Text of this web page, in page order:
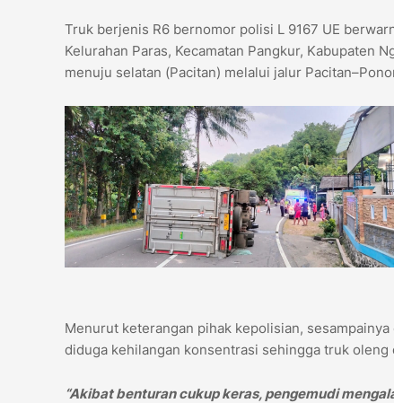
Truk berjenis R6 bernomor polisi L 9167 UE
Kelurahan Paras, Kecamatan Pangkur, Kabupaten
menuju selatan (Pacitan) melalui jalur
Menurut keterangan pihak kepolisian,
diduga kehilangan konsentrasi sehingga truk oleng
“Akibat benturan cukup keras, pengemudi